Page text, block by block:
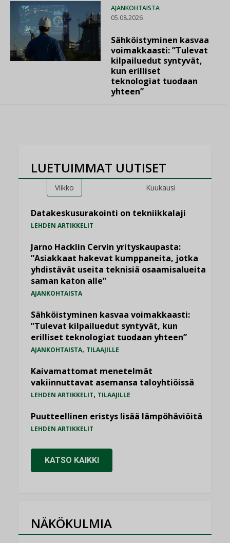
AJANKOHTAISTA
05.08.2026
Sähköistyminen kasvaa
voimakkaasti: ”Tulevat
kilpailuedut syntyvät,
kun erilliset
teknologiat tuodaan
yhteen”
LUETUIMMAT UUTISET
Viikko Kuukausi
Datakeskusurakointi on tekniikkalaji
LEHDEN ARTIKKELIT
Jarno Hacklin Cervin yrityskaupasta:
”Asiakkaat hakevat kumppaneita, jotka
yhdistävät useita teknisiä osaamisalueita
saman katon alle”
AJANKOHTAISTA
Sähköistyminen kasvaa voimakkaasti:
”Tulevat kilpailuedut syntyvät, kun
erilliset teknologiat tuodaan yhteen”
AJANKOHTAISTA, TILAAJILLE
Kaivamattomat menetelmät
vakiinnuttavat asemansa taloyhtiöissä
LEHDEN ARTIKKELIT, TILAAJILLE
Puutteellinen eristys lisää lämpöhäviöitä
LEHDEN ARTIKKELIT
KATSO KAIKKI
NÄKÖKULMIA